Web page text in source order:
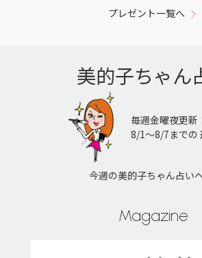
プレゼント一覧へ
美的子ちゃん
毎週金曜夜更新
8/1〜8/7までの
今週の美的子ちゃん占い
Magazine